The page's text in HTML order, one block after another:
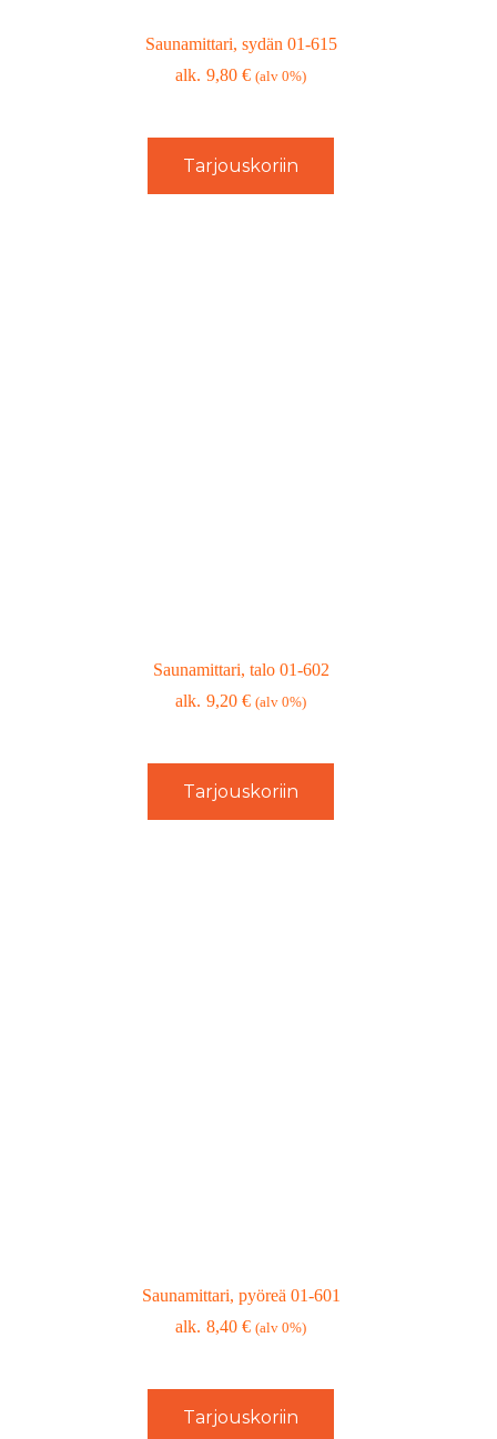
Saunamittari, sydän 01-615
9,80€ (alv 0%)
Tarjouskoriin
Saunamittari, talo 01-602
9,20€ (alv 0%)
Tarjouskoriin
Saunamittari, pyöreä 01-601
8,40€ (alv 0%)
Tarjouskoriin